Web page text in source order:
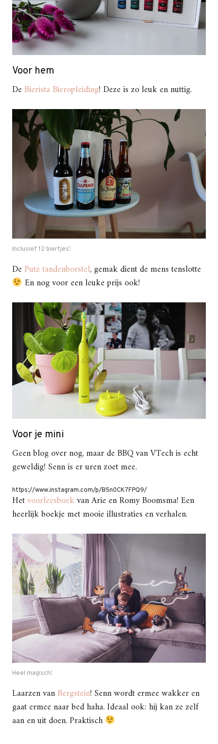
Voor hem
De Bierista Bieropleiding! Deze is zo leuk en nuttig.
Inclusief 12 biertjes!
De Putz tandenborstel, gemak dient de mens tenslotte
En nog voor een leuke prijs ook!
Voor je mini
Geen blog over nog, maar de BBQ van VTech is echt
geweldig! Senn is er uren zoet mee.
https://www.instagram.com/p/B5n0CK7FPQ9/
Hetvoorleesboekvan Arie en Romy Boomsma! Een
heerlijk boekje met mooie illustraties en verhalen.
Heel magisch!
Laarzen vanBergstein! Senn wordt ermee wakker en
gaat ermee naar bed haha. Ideaal ook: hij kan ze zelf
aan en uit doen. Praktisch